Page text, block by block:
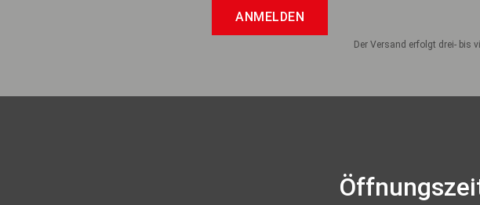
ANMELDEN
Der Versand erfolgt drei- bis